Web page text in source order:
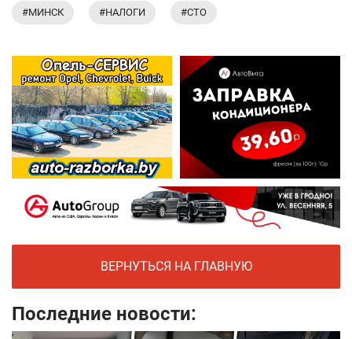
#МИНСК #НАЛОГИ #СТО
ВЕРНУТЬСЯ НА ГЛАВНУЮ
Последние новости: